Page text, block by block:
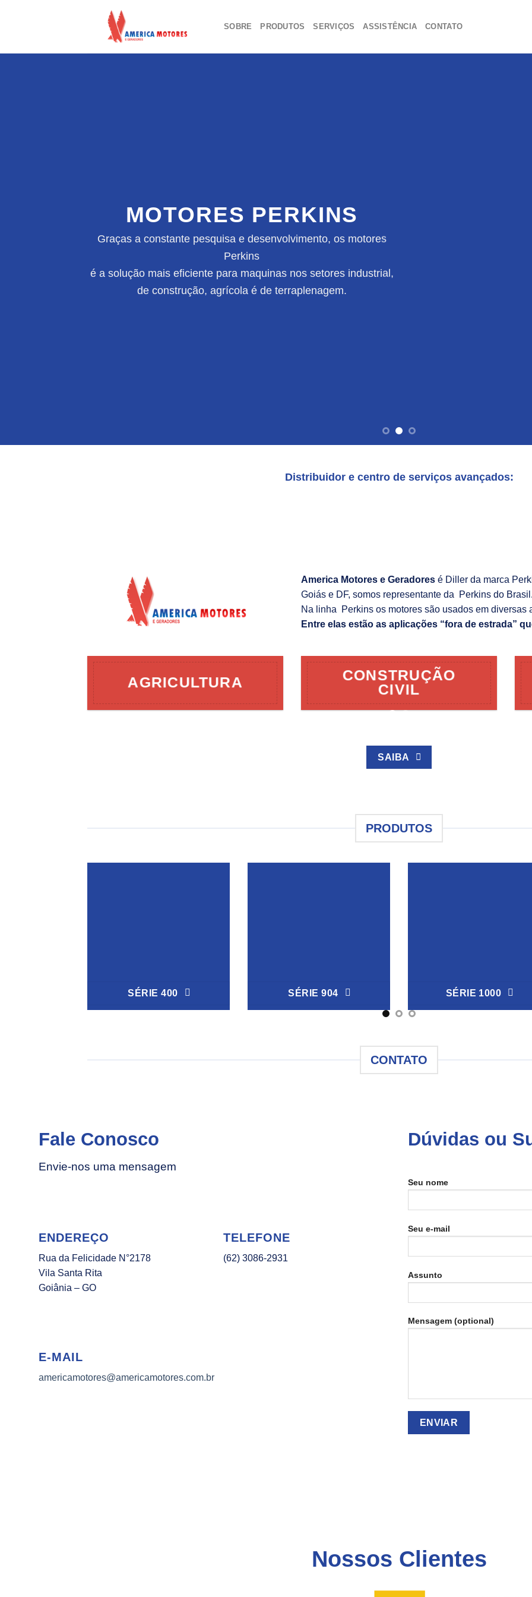
SOBRE PRODUTOS SERVIÇOS ASSISTÊNCIA CONTATO
MOTORES PERKINS
Graças a constante pesquisa e desenvolvimento, os motores
Perkins
é a solução mais eficiente para maquinas nos setores industrial,
de construção, agrícola é de terraplenagem.
Distribuidor e centro de serviços avançados:
America Motores e Geradores é Diller da marca
Goiás e DF, somos representante da Perkins do Brasil.
Na linha Perkins os motores são usados em diversas
Entre elas estão as aplicações “fora de estrada”
AGRICULTURA
CONSTRUÇÃO
CIVIL
SAIBA
PRODUTOS
SÉRIE 400 SÉRIE 904 SÉRIE 1000
CONTATO
Fale Conosco
Envie-nos uma mensagem
ENDEREÇO
Rua da Felicidade N°2178
Vila Santa Rita
Goiânia – GO
TELEFONE
(62) 3086-2931
E-MAIL
americamotores@americamotores.com.br
Dúvidas ou
Seu nome
Seu e-mail
Assunto
Mensagem (optional)
Nossos Clientes